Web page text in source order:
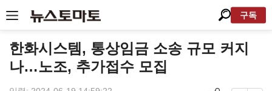
구독
한화시스템, 통상임금 소송 규모 커지
나…노조, 추가접수 모집